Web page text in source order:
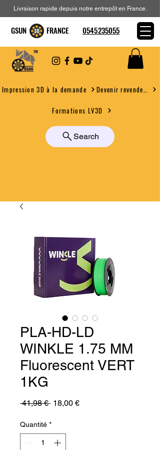
Impression 3D à la demande
Formations LV3D
Search
Livraison rapide depuis notre entrepôt en France.
GSUN FRANCE 0545235055
PLA-HD-LD
WINKLE 1.75 MM
Fluorescent VERT
1KG
41,98 € Prix
18,00 €Prix
Quantité *